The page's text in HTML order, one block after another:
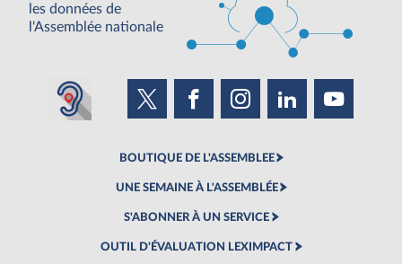
les données de
l'Assemblée nationale
BOUTIQUE DE L'ASSEMBLEE
UNE SEMAINE À L'ASSEMBLÉE
S'ABONNER À UN SERVICE
OUTIL D'ÉVALUATION LEXIMPACT